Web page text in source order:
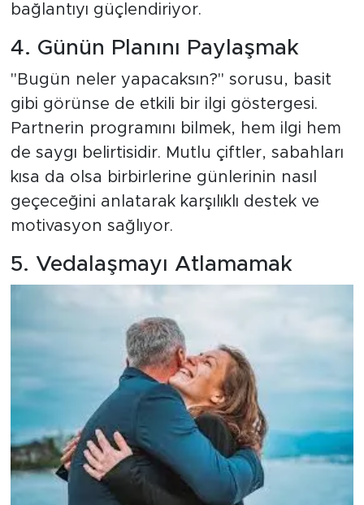
bağlantıyı güçlendiriyor.
4. Günün Planını Paylaşmak
"Bugün neler yapacaksın?" sorusu, basit
gibi görünse de etkili bir ilgi göstergesi.
Partnerin programını bilmek, hem ilgi hem
de saygı belirtisidir. Mutlu çiftler, sabahları
kısa da olsa birbirlerine günlerinin nasıl
geçeceğini anlatarak karşılıklı destek ve
motivasyon sağlıyor.
5. Vedalaşmayı Atlamamak